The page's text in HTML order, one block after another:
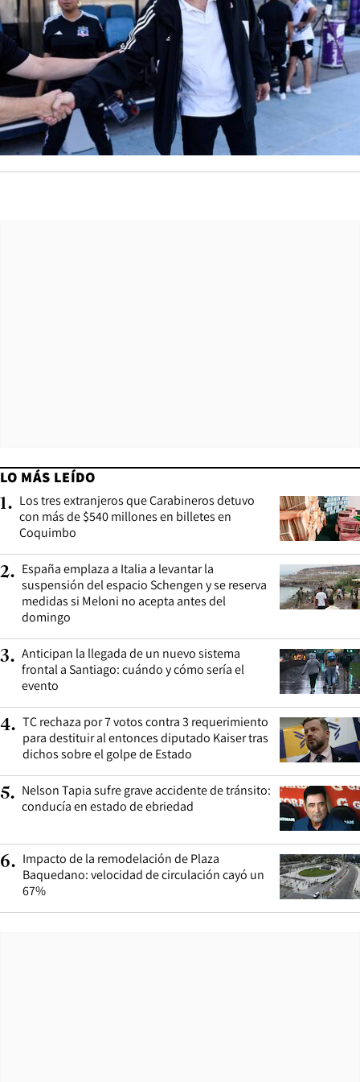
LO MÁS LEÍDO
1. Los tres extranjeros que Carabineros detuvo
con más de $540 millones en billetes en
Coquimbo
2. España emplaza a Italia a levantar la
suspensión del espacio Schengen y se reserva
medidas si Meloni no acepta antes del
domingo
3. Anticipan la llegada de un nuevo sistema
frontal a Santiago: cuándo y cómo sería el
evento
4. TC rechaza por 7 votos contra 3 requerimiento
para destituir al entonces diputado Kaiser tras
dichos sobre el golpe de Estado
5. Nelson Tapia sufre grave accidente de tránsito:
conducía en estado de ebriedad
6. Impacto de la remodelación de Plaza
Baquedano: velocidad de circulación cayó un
67%